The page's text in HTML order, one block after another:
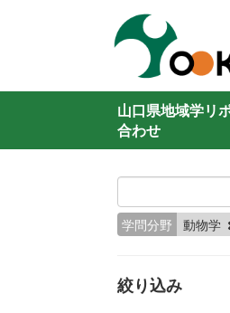
山口県地域学リ
合わせ
学問分野 動物学
絞り込み